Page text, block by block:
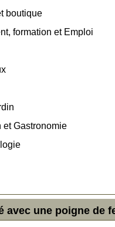
boutique
formation et Emploi
et Gastronomie
avec une poigne de